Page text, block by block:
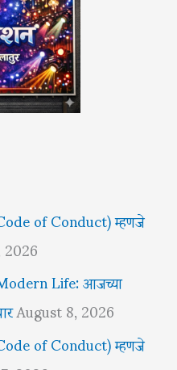
of Conduct) म्हणजे
Life: आजच्या
August 8, 2026
of Conduct) म्हणजे